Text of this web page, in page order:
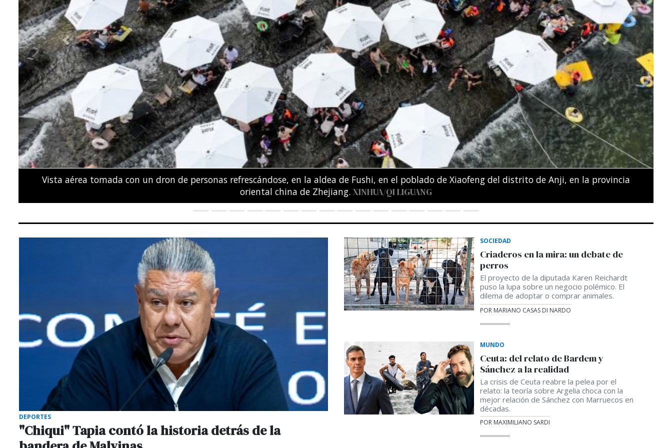
Activistas y familiares de personas presuntamente secuestradas o asesinadas por la policía keniana sostienen sus fotos y pancartas frente al
Parlamento de Kenia durante una protesta contra los secuestros y las ejecuciones extrajudiciales en Nairobi.
Previous Next
DEPORTES
"Chiqui" Tapia contó la historia detrás de la
SOCIEDAD
Criaderos en la mira: un debate de
perros
El proyecto de la diputada Karen Reichardt
puso la lupa sobre un negocio polémico. El
dilema de adoptar o comprar animales.
POR MARIANO CASAS DI NARDO
MUNDO
Ceuta: del relato de Bardem y
Sánchez a la realidad
La crisis de Ceuta reabre la pelea por el
relato: la teoría sobre Argelia choca con la
mejor relación de Sánchez con Marruecos en
décadas.
POR MAXIMILIANO SARDI